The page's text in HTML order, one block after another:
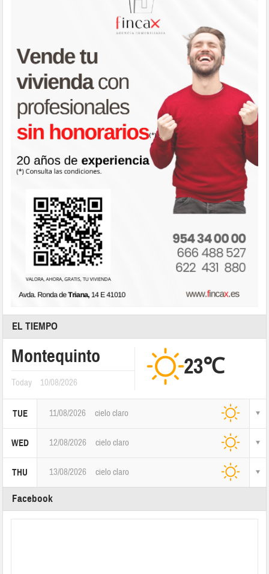
EL TIEMPO
Montequinto
Today 10/08/2026
23℃
TUE 11/08/2026 cielo claro
WED 12/08/2026 cielo claro
THU 13/08/2026 cielo claro
Facebook